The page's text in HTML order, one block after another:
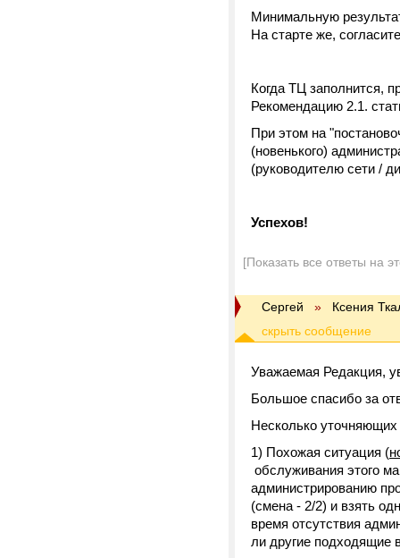
Минимальную
На старте же,
Когда ТЦ заполнится,
Рекомендацию 2.1.
При этом на
(новенького)
(руководителю сети /
Успехов!
[Показать все ответы на
Сергей » Ксения
Уважаемая Редакция,
Большое спасибо за
Несколько уточняющих
1) Похожая ситуация (
обслуживания этого
администрированию
(смена - 2/2) и взять
время отсутствия
ли другие подходящие